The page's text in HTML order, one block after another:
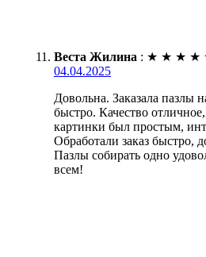
Веста Жилина : ★ ★ ★ ★
04.04.2025
Довольна. Заказала пазлы
быстро. Качество
картинки был простым,
Обработали заказ быстро,
Пазлы собирать одно
всем!